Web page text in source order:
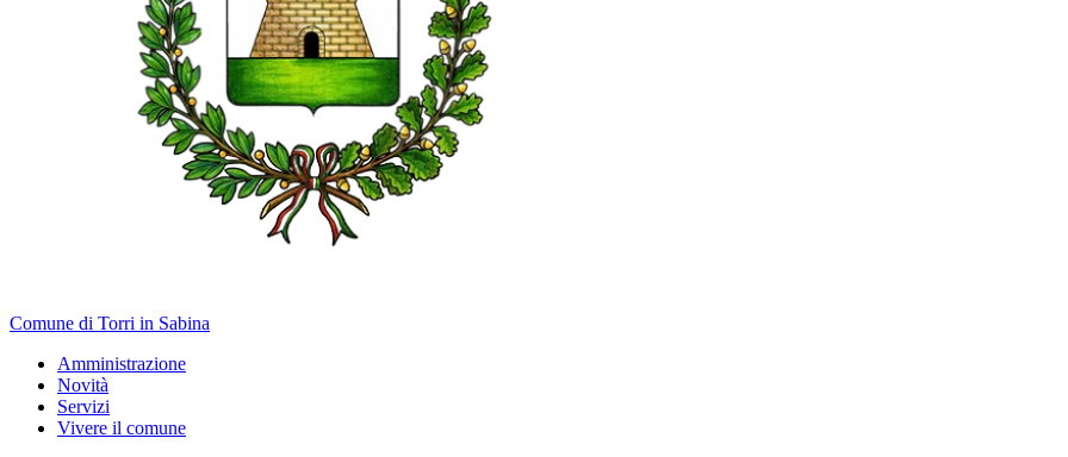
Comune di Torri in Sabina
Amministrazione
Novità
Servizi
Vivere il comune